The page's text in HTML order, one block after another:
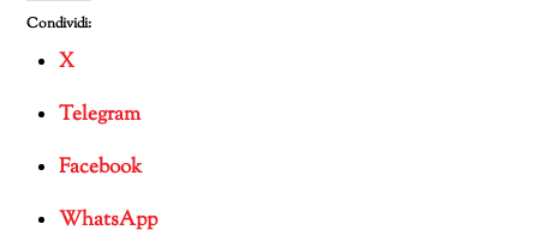
Condividi:
X
Telegram
Facebook
WhatsApp